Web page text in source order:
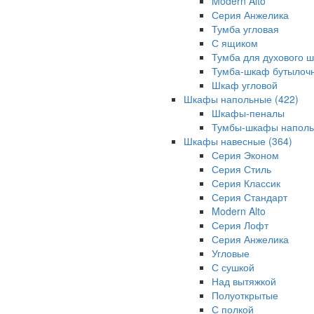
Серия Анжелика
Тумба угловая
С ящиком
Тумба для духового
Тумба-шкаф
Шкаф угловой
Шкафы напольные (422)
Шкафы-пеналы
Тумбы-шкафы
Шкафы навесные (364)
Серия Эконом
Серия Стиль
Серия Классик
Серия Стандарт
Modern Alto
Серия Лофт
Серия Анжелика
Угловые
С сушкой
Над вытяжкой
Полуоткрытые
С полкой